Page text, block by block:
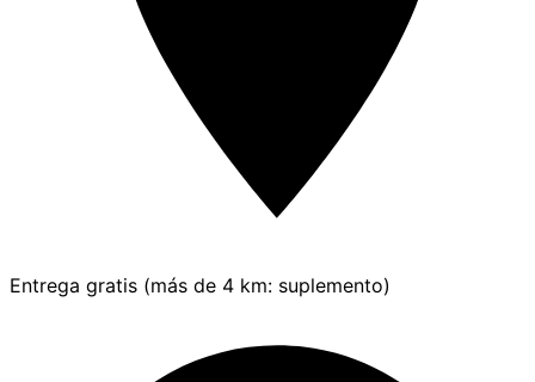
Entrega gratis (más de 4 km: suplemento)